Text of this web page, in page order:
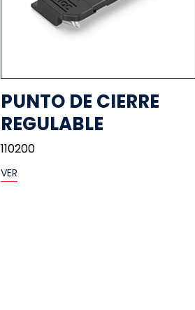
PUNTO DE CIERRE
REGULABLE
110200
VER